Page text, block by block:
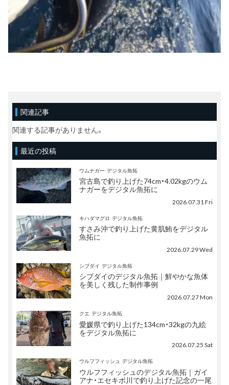
関連記事
関連する記事がありません。
最近の投稿
ウムナガー デジタル魚拓
宮古島で釣り上げた74cm・4.02kgのウム
ナガーをデジタル魚拓に
2026.07.31 Fri
キハダマグロ デジタル魚拓
すさみ沖で釣り上げた黄肌鮪をデジタル
魚拓に
2026.07.29 Wed
シブダイ デジタル魚拓
シブダイのデジタル魚拓｜鮮やかな魚体
を美しく残した制作事例
2026.07.27 Mon
クエ デジタル魚拓
愛媛県で釣り上げた134cm・32kgの九絵
をデジタル魚拓に
2026.07.25 Sat
ウルフフィッシュ デジタル魚拓
ウルフフィッシュのデジタル魚拓｜ガイ
アナ・エセキボ川で釣り上げた記念の一尾